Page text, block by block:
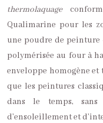
thermolaquage
Qualimarine pour les
une poudre de
polymérisée au four à
enveloppe homogène et
que les peintures
dans le temps, sans
d’ensoleillement et